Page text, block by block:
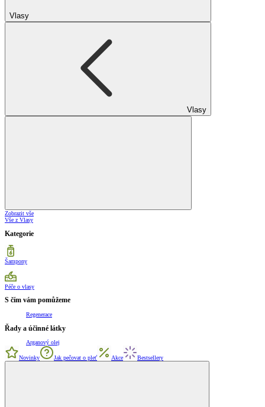
Vlasy
Vlasy
Zobrazit vše
Vše z Vlasy
Kategorie
Šampony
Péče o vlasy
S čím vám pomůžeme
Regenerace
Řady a účinné látky
Arganový olej
Novinky Jak pečovat o pleť Akce Bestsellery